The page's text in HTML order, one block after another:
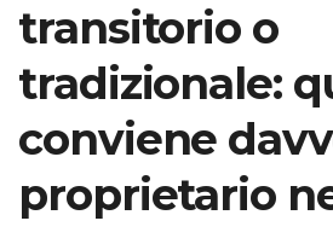
transitorio o
tradizionale:
conviene
proprietario